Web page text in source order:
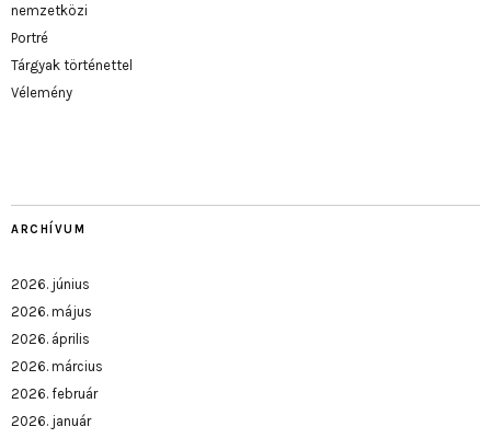
nemzetközi
Portré
Tárgyak történettel
Vélemény
ARCHÍVUM
2026. június
2026. május
2026. április
2026. március
2026. február
2026. január